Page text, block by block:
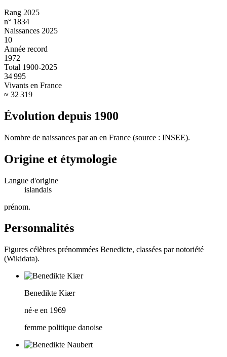
Rang 2025
n° 1834
Naissances 2025
10
Année record
1972
Total 1900-2025
34 995
Vivants en France
≈ 32 319
Évolution depuis 1900
Nombre de naissances par an en France (source : INSEE).
Origine et étymologie
Langue d'origine
islandais
prénom.
Personnalités
Figures célèbres prénommées Benedicte, classées par notoriété
(Wikidata).
Benedikte Kiær
né·e en 1969
femme politique danoise